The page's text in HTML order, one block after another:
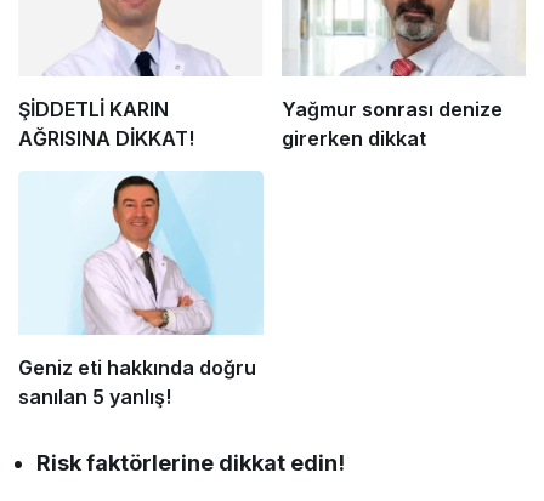
ŞİDDETLİ KARIN
AĞRISINA DİKKAT!
Yağmur sonrası denize
girerken dikkat
Geniz eti hakkında doğru
sanılan 5 yanlış!
Risk faktörlerine dikkat edin!